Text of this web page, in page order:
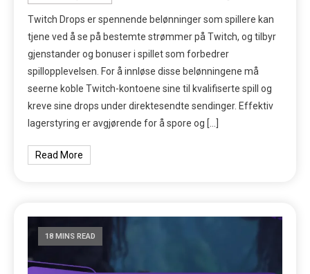
Twitch Drops er spennende belønninger som spillere kan
tjene ved å se på bestemte strømmer på Twitch, og tilbyr
gjenstander og bonuser i spillet som forbedrer
spillopplevelsen. For å innløse disse belønningene må
seerne koble Twitch-kontoene sine til kvalifiserte spill og
kreve sine drops under direktesendte sendinger. Effektiv
lagerstyring er avgjørende for å spore og […]
Read More
18 MINS READ